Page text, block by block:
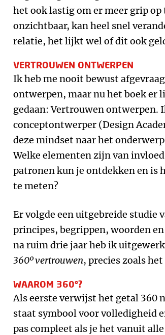
het ook lastig om er meer grip
onzichtbaar, kan heel snel
relatie, het lijkt wel of dit ook
VERTROUWEN ONTWERPEN
Ik heb me nooit bewust
ontwerpen, maar nu het boek er
gedaan: Vertrouwen ontwerpen.
conceptontwerper (Design
deze mindset naar het
Welke elementen zijn van
patronen kun je ontdekken en is
te meten?
Er volgde een uitgebreide studie
principes, begrippen, woorden
na ruim drie jaar heb ik
360º vertrouwen, precies zoals het
WAAROM 360º?
Als eerste verwijst het getal 360
staat symbool voor volledigheid
pas compleet als je het vanuit